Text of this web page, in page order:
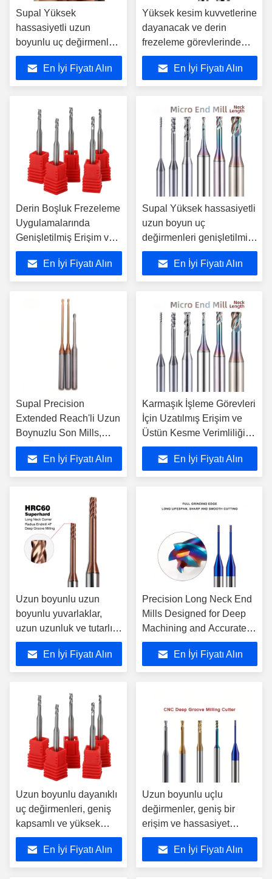
Supal Yüksek
hassasiyetli uzun
boyunlu uç değirmenleri,
derin boşlukları ve
ayrıntılı metal parçaları
demlemek için uygun
En İyi Fiyatı Alın
Yüksek kesim kuvvetlerine
dayanacak ve derin
frezeleme görevlerinde
kesin sonuçlar verecek
şekilde tasarlanmış
dayanıklı uzun boyun uç
En İyi Fiyatı Alın
Derin Boşluk Frezeleme
Uygulamalarında
Genişletilmiş Erişim ve
Tutarlı Performans
Sağlamak İçin
Tasarlanmış Supal
En İyi Fiyatı Alın
Supal Yüksek hassasiyetli
uzun boyun uç
değirmenleri genişletilmiş
kesim uzunlukları ile derin
cep frezeleme ve ayrıntılı
işleme için idealdir
En İyi Fiyatı Alın
Supal Precision
Extended Reach'li Uzun
Boynuzlu Son Mills,
Karmaşık ve Derin
Fırlatma İşlemleri için
Sabit Kesme
En İyi Fiyatı Alın
Karmaşık İşleme Görevleri
İçin Uzatılmış Erişim ve
Üstün Kesme Verimliliği
Sunan Dayanıklı Uzun
Boyunlu Frezeler
En İyi Fiyatı Alın
Uzun boyunlu uzun
boyunlu yuvarlaklar,
uzun uzunluk ve tutarlı
performans gerektiren
detaylı yuvarlama
görevleri için idealdir.
En İyi Fiyatı Alın
Precision Long Neck End
Mills Designed for Deep
Machining and Accurate
Cutting in Various
Industrial Applications
(Derin İşleme ve Çeşitli
Tasarlanmış Uzun
Boyunlu Mills)
En İyi Fiyatı Alın
Uzun boyunlu dayanıklı
uç değirmenleri, geniş
kapsamlı ve yüksek
sertlik özelliklerine
sahip, karmaşık
geometrileri doğru bir
En İyi Fiyatı Alın
Uzun boyunlu uçlu
değirmenler, geniş bir
erişim ve hassasiyet
gerektiren uygulamalarda
sert metaller ve alaşımları
işlemek için uygundur
En İyi Fiyatı Alın